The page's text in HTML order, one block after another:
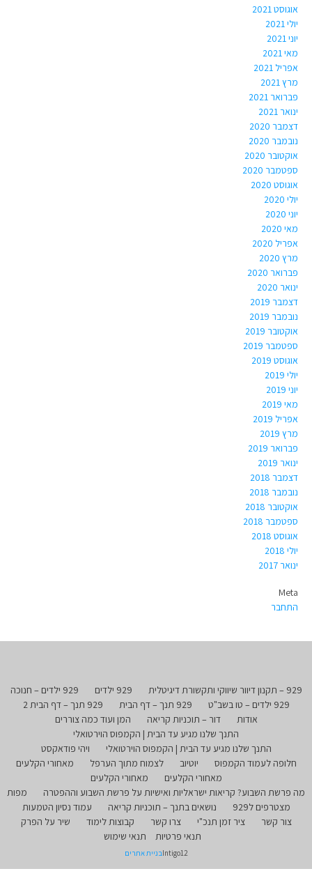
אוגוסט 2021
יולי 2021
יוני 2021
מאי 2021
אפריל 2021
מרץ 2021
פברואר 2021
ינואר 2021
דצמבר 2020
נובמבר 2020
אוקטובר 2020
ספטמבר 2020
אוגוסט 2020
יולי 2020
יוני 2020
מאי 2020
אפריל 2020
מרץ 2020
פברואר 2020
ינואר 2020
דצמבר 2019
נובמבר 2019
אוקטובר 2019
ספטמבר 2019
אוגוסט 2019
יולי 2019
יוני 2019
מאי 2019
אפריל 2019
מרץ 2019
פברואר 2019
ינואר 2019
דצמבר 2018
נובמבר 2018
אוקטובר 2018
ספטמבר 2018
אוגוסט 2018
יולי 2018
ינואר 2017
Meta
התחבר
929 – תקנון דיוור שיווקי ותקשורת דיגיטלית 929 ילדים
929 ילדים – חנוכה
929 ילדים – טו בשב"ט
929 תנך – דף הבית
929 תנך – דף הבית 2
אודות
דור – תוכניות קריאה
המן ועוד כמה צוררים
התנך שלנו מגיע עד הבית | הקמפוס הוירטואלי
התנך שלנו מגיע עד הבית | הקמפוס הוירטואלי
ויהי פודאקסט
חלופה לעמוד הקמפוס
יוטיוב לצמוח מתוך הערפל
מאחורי הקלעים
מאחורי הקלעים
מאחורי הקלעים
מה פרשת השבוע? קריאות ישראליות ואישיות על פרשת השבוע וההפטרה
מפות
מצטרפים ל929
נושאים בתנך – תוכניות קריאה
עמוד נסיון הטמעות
צור קשר
ציר זמן תנכ"י צרו קשר קבוצות לימוד
שיר על הפרק
תנאי פרטיות
תנאי שימוש
Intigo12בניית אתרים